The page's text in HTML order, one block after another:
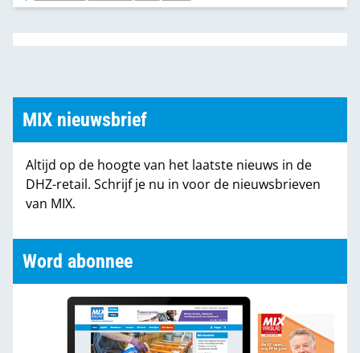
MIX nieuwsbrief
Altijd op de hoogte van het laatste nieuws in de
DHZ-retail. Schrijf je nu in voor de nieuwsbrieven
van MIX.
Word abonnee